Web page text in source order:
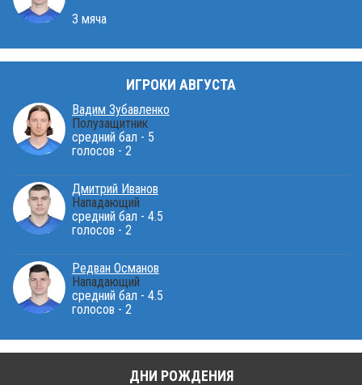
3 мяча
ИГРОКИ АВГУСТА
Вадим Зубавленко
Полузащитник
средний бал - 5
голосов - 2
Дмитрий Иванов
Нападающий
средний бал - 4.5
голосов - 2
Редван Османов
Нападающий
средний бал - 4.5
голосов - 2
ДНИ РОЖДЕНИЯ